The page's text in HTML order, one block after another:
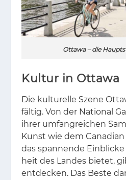
Ottawa – die
Kultur in Ottawa
Die kul­tu­rel­le Sze­ne
fäl­tig. Von der Na­tio­nal
ih­rer um­fang­rei­chen
Kunst wie dem
das span­nen­de
heit des Lan­des bie­tet,
ent­de­cken. Das Bes­te